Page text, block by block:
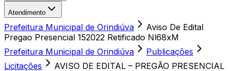
Atendimento
Prefeitura Municipal de Orindiúva
Aviso De Edital
Pregao Presencial 152022 Retificado Nl68xM
Prefeitura Municipal de Orindiúva
Publicações
Licitações
AVISO DE EDITAL – PREGÃO PRESENCIAL